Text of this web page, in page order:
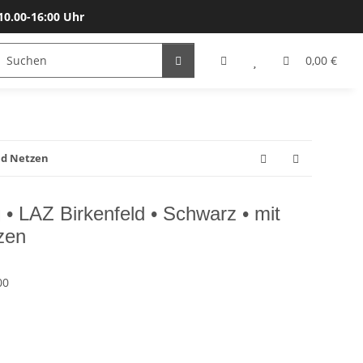
16:00 Uhr
0,00 €
Bälle Gutscheine
Katalog & Größen
Netzen
LAZ Birkenfeld • Schwarz • mit